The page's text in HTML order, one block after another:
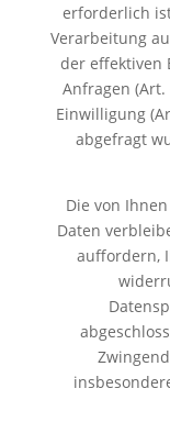
erforderlich
Verarbeitung
der effektiven
Anfragen (Art.
Einwilligung
abgefragt
Die von
Daten
auffordern,